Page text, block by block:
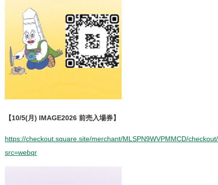
【10/5(月) IMAGE2026 前売入場券】
https://checkout.square.site/merchant/MLSPN9WVPMMCD/
src=webqr